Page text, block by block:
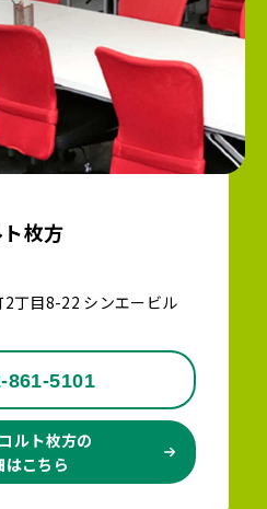
枚方
丁目8-22 シンエービル
861-5101
ルト枚方の
はこちら